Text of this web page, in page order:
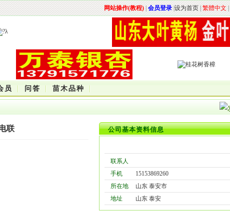
网站操作(教程)|会员登录 设为首页|繁體中文|
员 问答 苗木品种
联 公司基本资料信息
联系人
手机
15153869260
所在地
山东 泰安市
地址
山东 泰安